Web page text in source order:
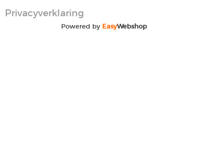
Privacyverklaring
Powered by EasyWebshop